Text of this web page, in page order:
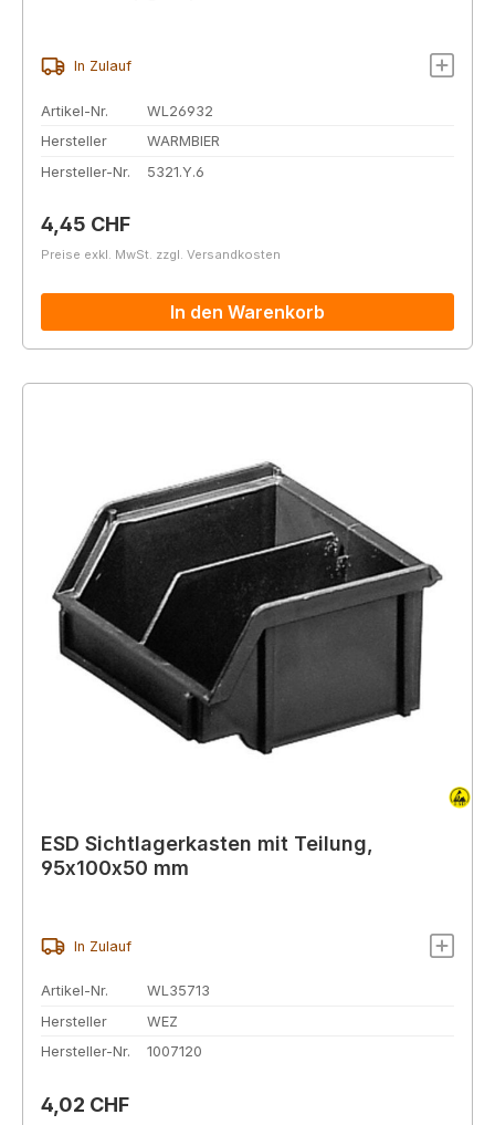
In Zulauf
Artikel-Nr.
WL26932
Hersteller
WARMBIER
Hersteller-Nr.
5321.Y.6
Regulärer Preis:
4,45 CHF
Preise exkl. MwSt. zzgl. Versandkosten
In den Warenkorb
ESD Sichtlagerkasten mit Teilung,
95x100x50 mm
In Zulauf
Artikel-Nr.
WL35713
Hersteller
WEZ
Hersteller-Nr.
1007120
Regulärer Preis:
4,02 CHF